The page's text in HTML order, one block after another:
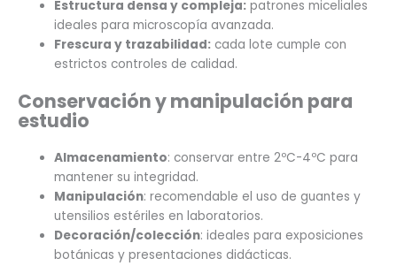
Estructura densa y compleja: patrones miceliales
ideales para microscopía avanzada.
Frescura y trazabilidad: cada lote cumple con
estrictos controles de calidad.
Conservación y manipulación para
estudio
Almacenamiento: conservar entre 2ºC-4ºC para
mantener su integridad.
Manipulación: recomendable el uso de guantes y
utensilios estériles en laboratorios.
Decoración/colección: ideales para exposiciones
botánicas y presentaciones didácticas.